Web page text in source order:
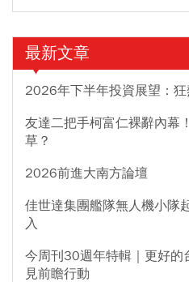
最新文章
2026年下半年投資展望：
友達二把手柯富仁裸辭內幕
草？
2026前進大南方論壇
佳世達集團艦隊無人機小隊
入
今周刊30週年特輯｜更好的
見前瞻行動